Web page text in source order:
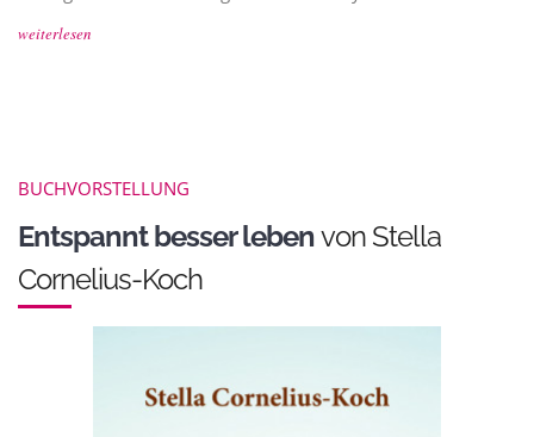
weiterlesen
BUCHVORSTELLUNG
Entspannt besser lebenvon Stella
Cornelius-Koch